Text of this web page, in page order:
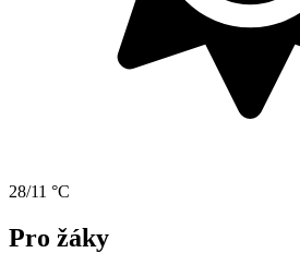
28/11 °C
Pro žáky